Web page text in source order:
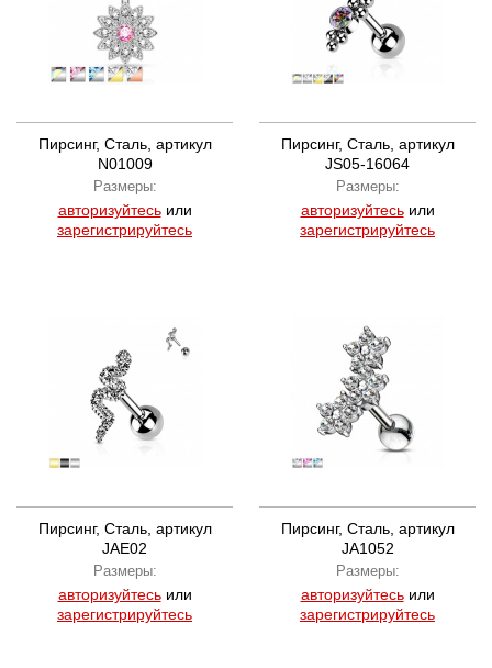
Пирсинг, Сталь, артикул
N01009
Размеры:
авторизуйтесьили
зарегистрируйтесь
Пирсинг, Сталь, артикул
JS05-16064
Размеры:
авторизуйтесьили
зарегистрируйтесь
Пирсинг, Сталь, артикул
JAE02
Размеры:
авторизуйтесьили
зарегистрируйтесь
Пирсинг, Сталь, артикул
JA1052
Размеры:
авторизуйтесьили
зарегистрируйтесь